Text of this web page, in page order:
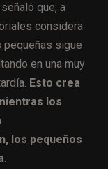
que, a
considera
pequeñas sigue
en una muy
Esto crea
los
los pequeños